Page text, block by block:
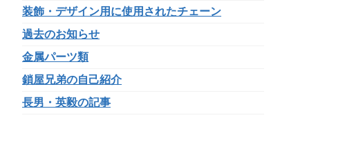
装飾・デザイン用に使用されたチェーン
過去のお知らせ
金属パーツ類
鎖屋兄弟の自己紹介
長男・英毅の記事